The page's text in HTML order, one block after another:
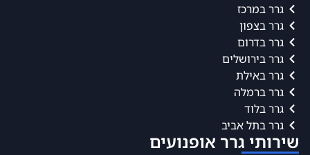
גרר במרכז
גרר בצפון
גרר בדרום
גרר בירושלים
גרר באילת
גרר ברמלה
גרר בלוד
גרר בתל אביב
שירותי גרר אופנועים